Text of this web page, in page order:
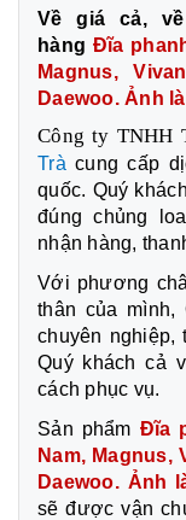
Về giá cả,
hàng Đĩa
Magnus,
Daewoo. Ảnh
Công ty TNHH
Trà cung cấp
quốc. Quý
đúng chủng
nhận hàng,
Với phương
thân của
chuyên nghiệp,
Quý khách cả
cách phục vụ.
Sản phẩm Đĩa
Nam,
Daewoo. Ảnh
sẽ được vận